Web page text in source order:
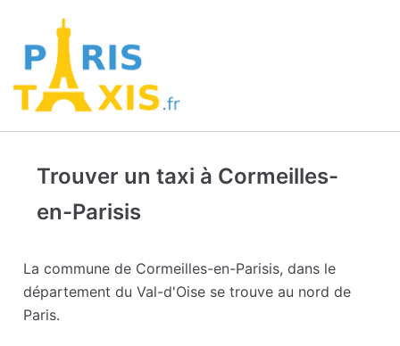
Trouver un taxi à Cormeilles-
en-Parisis
La commune de Cormeilles-en-Parisis, dans le
département du Val-d'Oise se trouve au nord de
Paris.